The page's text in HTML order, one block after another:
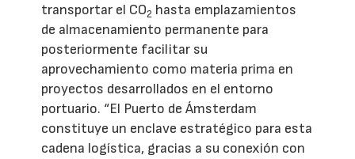
transportar el CO2 hasta emplazamientos
de almacenamiento permanente para
posteriormente facilitar su
aprovechamiento como materia prima en
proyectos desarrollados en el entorno
portuario. “El Puerto de Ámsterdam
constituye un enclave estratégico para esta
cadena logística, gracias a su conexión con